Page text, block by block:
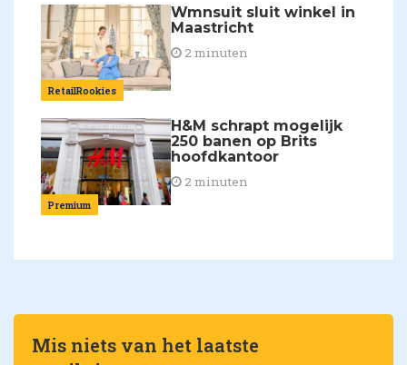
RetailRookies
Wmnsuit sluit winkel in
Maastricht
2 minuten
Premium
H&M schrapt mogelijk
250 banen op Brits
hoofdkantoor
2 minuten
Mis niets van het laatste